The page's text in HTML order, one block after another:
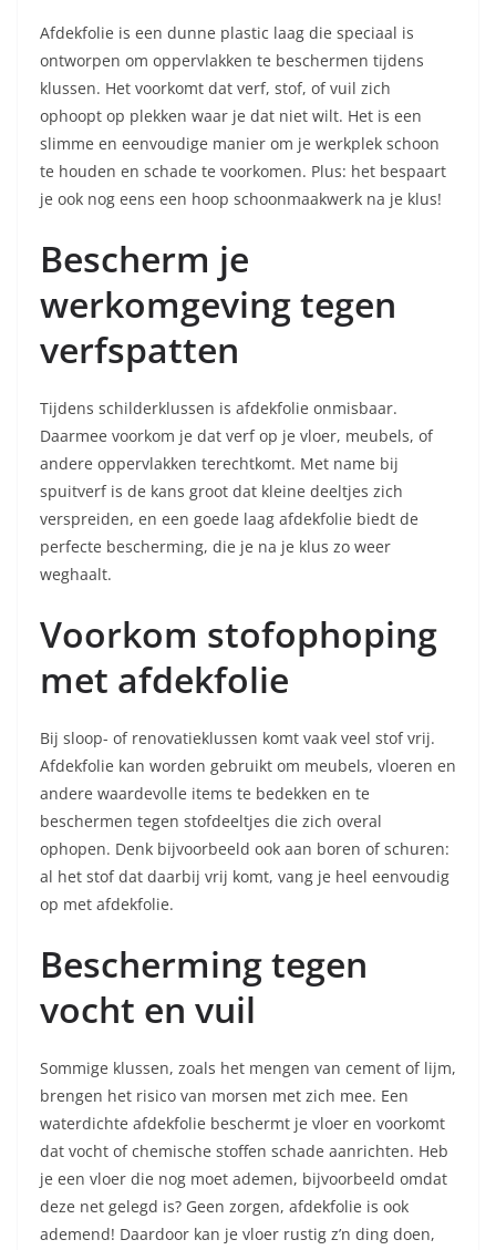
Afdekfolie is een dunne plastic laag die speciaal is
ontworpen om oppervlakken te beschermen tijdens
klussen. Het voorkomt dat verf, stof, of vuil zich
ophoopt op plekken waar je dat niet wilt. Het is een
slimme en eenvoudige manier om je werkplek schoon
te houden en schade te voorkomen. Plus: het bespaart
je ook nog eens een hoop schoonmaakwerk na je klus!
Bescherm je
werkomgeving tegen
verfspatten
Tijdens schilderklussen is afdekfolie onmisbaar.
Daarmee voorkom je dat verf op je vloer, meubels, of
andere oppervlakken terechtkomt. Met name bij
spuitverf is de kans groot dat kleine deeltjes zich
verspreiden, en een goede laag afdekfolie biedt de
perfecte bescherming, die je na je klus zo weer
weghaalt.
Voorkom stofophoping
met afdekfolie
Bij sloop- of renovatieklussen komt vaak veel stof vrij.
Afdekfolie kan worden gebruikt om meubels, vloeren en
andere waardevolle items te bedekken en te
beschermen tegen stofdeeltjes die zich overal
ophopen. Denk bijvoorbeeld ook aan boren of schuren:
al het stof dat daarbij vrij komt, vang je heel eenvoudig
op met afdekfolie.
Bescherming tegen
vocht en vuil
Sommige klussen, zoals het mengen van cement of lijm,
brengen het risico van morsen met zich mee. Een
waterdichte afdekfolie beschermt je vloer en voorkomt
dat vocht of chemische stoffen schade aanrichten. Heb
je een vloer die nog moet ademen, bijvoorbeeld omdat
deze net gelegd is? Geen zorgen, afdekfolie is ook
ademend! Daardoor kan je vloer rustig z’n ding doen,